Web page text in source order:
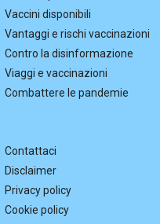
Vaccini disponibili
Vantaggi e rischi vaccinazioni
Contro la disinformazione
Viaggi e vaccinazioni
Combattere le pandemie
Contattaci
Disclaimer
Privacy policy
Cookie policy